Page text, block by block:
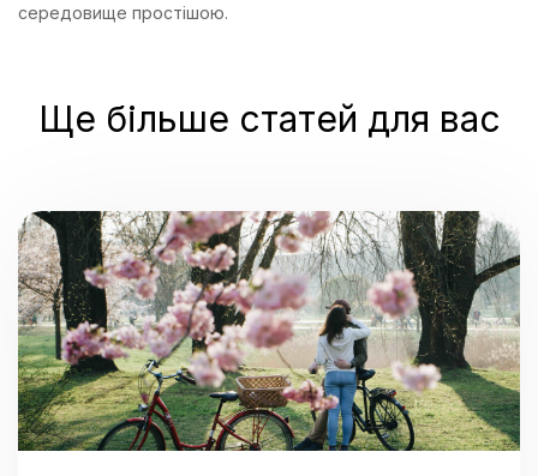
середовище простішою.
Ще більше статей для вас